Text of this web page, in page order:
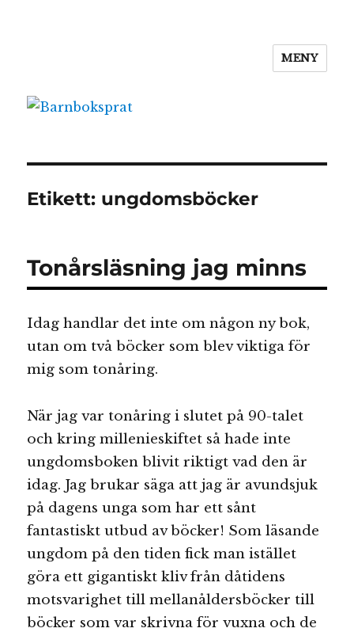
MENY
Etikett: ungdomsböcker
Tonårsläsning jag minns
Idag handlar det inte om någon ny bok,
utan om två böcker som blev viktiga för
mig som tonåring.
När jag var tonåring i slutet på 90-talet
och kring millenieskiftet så hade inte
ungdomsboken blivit riktigt vad den är
idag. Jag brukar säga att jag är avundsjuk
på dagens unga som har ett sånt
fantastiskt utbud av böcker! Som läsande
ungdom på den tiden fick man istället
göra ett gigantiskt kliv från dåtidens
motsvarighet till mellanåldersböcker till
böcker som var skrivna för vuxna och de